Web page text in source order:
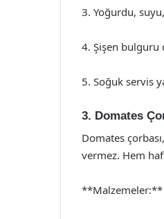
3. Yoğurdu,
4. Şişen bulguru
5. Soğuk servis
3. Domates
Domates
vermez. Hem
**Malzemeler:**